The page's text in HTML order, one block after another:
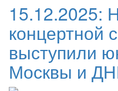
15.12.2025:
концертной
выступили
Москвы и